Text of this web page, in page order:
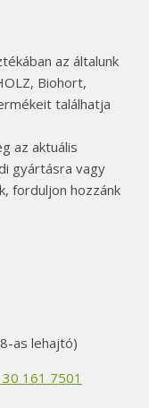
az általunk
Biohort,
találhatja
az aktuális
gyártásra vagy
forduljon hozzánk
as lehajtó)
161 7501